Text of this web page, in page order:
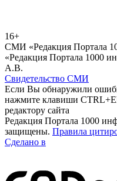
16+
СМИ «Редакция Портала
«Редакция Портала 1000
А.В.
Свидетельство СМИ
Если Вы обнаружили
нажмите клавиши
редактору сайта
Редакция Портала 1000
защищены. Правила
Сделано в